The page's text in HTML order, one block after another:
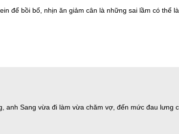
để bồi bổ, nhịn ăn giảm cân là những sai lầm có thể
anh Sang vừa đi làm vừa chăm vợ, đến mức đau lưng